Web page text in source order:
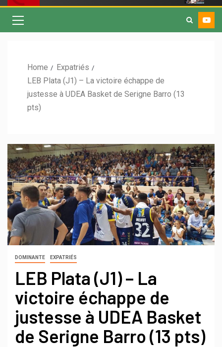
Home
Expatriés
LEB Plata (J1) – La victoire échappe de
justesse à UDEA Basket de Serigne Barro (13
pts)
DOMINANTE EXPATRIÉS
LEB Plata (J1) – La
victoire échappe de
justesse à UDEA Basket
de Serigne Barro (13 pts)